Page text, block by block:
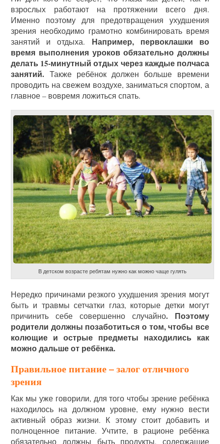
взрослых работают на протяжении всего дня.
Именно поэтому для предотвращения ухудшения
зрения необходимо грамотно комбинировать время
занятий и отдыха. Например, первоклашки во
время выполнения уроков обязательно должны
делать 15-минутный отдых через каждые полчаса
занятий. Также ребёнок должен больше времени
проводить на свежем воздухе, заниматься спортом, а
главное – вовремя ложиться спать.
В детском возрасте ребятам нужно как можно чаще гулять
Нередко причинами резкого ухудшения зрения могут
быть и травмы сетчатки глаз, которые детки могут
причинить себе совершенно случайно. Поэтому
родители должны позаботиться о том, чтобы все
колющие и острые предметы находились как
можно дальше от ребёнка.
Правильное питание – залог отличного
зрения
Как мы уже говорили, для того чтобы зрение ребёнка
находилось на должном уровне, ему нужно вести
активный образ жизни. К этому стоит добавить и
полноценное питание. Учтите, в рационе ребёнка
обязательно должны быть продукты, содержащие